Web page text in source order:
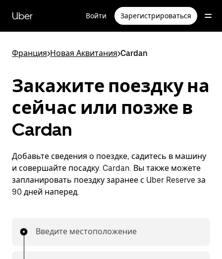
перейти
к
Uber Войти Зарегистрироваться
Франция>Новая Аквитания>Cardan
Закажите поездку на
сейчас или позже в
Cardan
Добавьте сведения о поездке, садитесь в машину
и совершайте посадку. Cardan. Вы также можете
запланировать поездку заранее с Uber Reserve за
90 дней наперед.
Введите местоположение